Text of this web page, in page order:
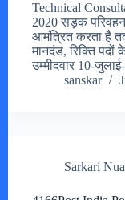
Technical
2020 सड़क
आमंत्रित करता है
मानदंड, रिक्ति
उम्मीदवार 10-
sanskar
Sarkari